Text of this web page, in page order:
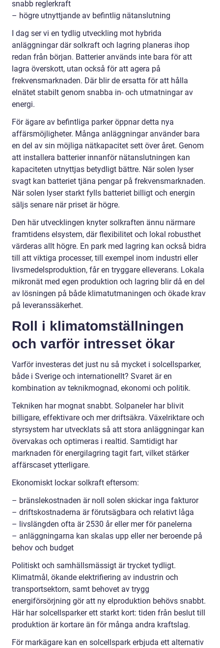
snabb reglerkraft
– högre utnyttjande av befintlig nätanslutning
I dag ser vi en tydlig utveckling mot hybrida
anläggningar där solkraft och lagring planeras ihop
redan från början. Batterier används inte bara för att
lagra överskott, utan också för att agera på
frekvensmarknaden. Där blir de ersatta för att hålla
elnätet stabilt genom snabba in- och utmatningar av
energi.
För ägare av befintliga parker öppnar detta nya
affärsmöjligheter. Många anläggningar använder bara
en del av sin möjliga nätkapacitet sett över året. Genom
att installera batterier innanför nätanslutningen kan
kapaciteten utnyttjas betydligt bättre. När solen lyser
svagt kan batteriet tjäna pengar på frekvensmarknaden.
När solen lyser starkt fylls batteriet billigt och energin
säljs senare när priset är högre.
Den här utvecklingen knyter solkraften ännu närmare
framtidens elsystem, där flexibilitet och lokal robusthet
värderas allt högre. En park med lagring kan också bidra
till att viktiga processer, till exempel inom industri eller
livsmedelsproduktion, får en tryggare elleverans. Lokala
mikronät med egen produktion och lagring blir då en del
av lösningen på både klimatutmaningen och ökade krav
på leveranssäkerhet.
Roll i klimatomställningen
och varför intresset ökar
Varför investeras det just nu så mycket i solcellsparker,
både i Sverige och internationellt? Svaret är en
kombination av teknikmognad, ekonomi och politik.
Tekniken har mognat snabbt. Solpaneler har blivit
billigare, effektivare och mer driftsäkra. Växelriktare och
styrsystem har utvecklats så att stora anläggningar kan
övervakas och optimeras i realtid. Samtidigt har
marknaden för energilagring tagit fart, vilket stärker
affärscaset ytterligare.
Ekonomiskt lockar solkraft eftersom:
– bränslekostnaden är noll solen skickar inga fakturor
– driftskostnaderna är förutsägbara och relativt låga
– livslängden ofta är 2530 år eller mer för panelerna
– anläggningarna kan skalas upp eller ner beroende på
behov och budget
Politiskt och samhällsmässigt är trycket tydligt.
Klimatmål, ökande elektrifiering av industrin och
transportsektorn, samt behovet av trygg
energiförsörjning gör att ny elproduktion behövs snabbt.
Här har solcellsparker ett starkt kort: tiden från beslut till
produktion är kortare än för många andra kraftslag.
För markägare kan en solcellspark erbjuda ett alternativ